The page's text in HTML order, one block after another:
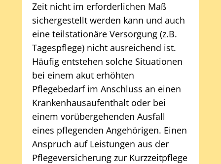
Zeit nicht im erforderlichen Maß
sichergestellt werden kann und auch
eine teilstationäre Versorgung (z.B.
Tagespflege) nicht ausreichend ist.
Häufig entstehen solche Situationen
bei einem akut erhöhten
Pflegebedarf im Anschluss an einen
Krankenhausaufenthalt oder bei
einem vorübergehenden Ausfall
eines pflegenden Angehörigen. Einen
Anspruch auf Leistungen aus der
Pflegeversicherung zur Kurzzeitpflege